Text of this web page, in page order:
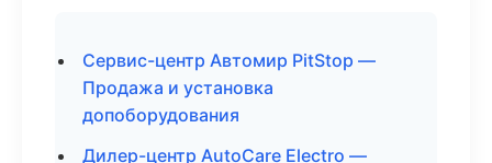
Сервис-центр Автомир PitStop —
Продажа и установка
допоборудования
Дилер-центр AutoCare Electro —